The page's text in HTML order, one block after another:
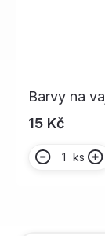
Barvy na
15 Kč
ks